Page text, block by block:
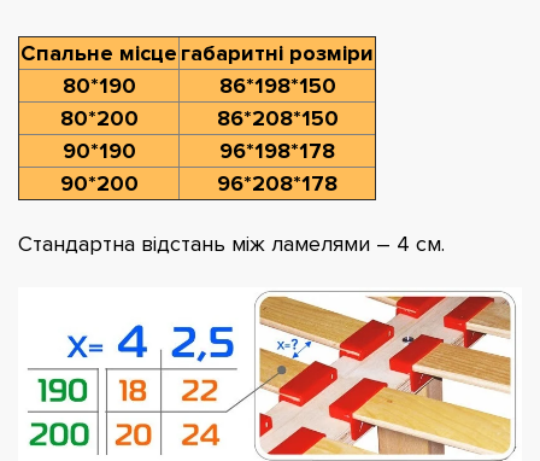
Спальне місце габаритні розміри
80*190
86*198*150
80*200
86*208*150
90*190
96*198*178
90*200
96*208*178
Стандартна відстань між ламелями – 4 см.